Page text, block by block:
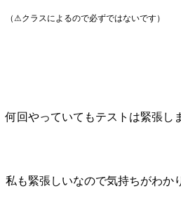
（⚠クラスによるので必ずではないです）
何回やっていてもテストは緊張し
私も緊張しいなので気持ちがわか